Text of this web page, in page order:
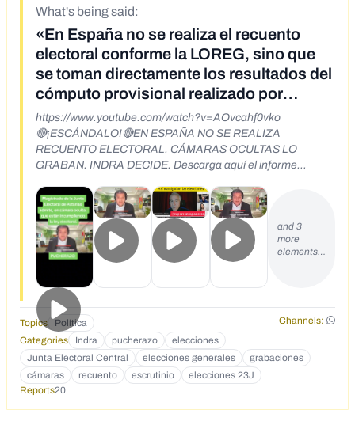
What's being said:
«En España no se realiza el recuento
electoral conforme la LOREG, sino que
se toman directamente los resultados del
cómputo provisional realizado por
INDRA»
https://www.youtube.com/watch?v=AOvcahf0vko
🔴¡ESCÁNDALO!🔴EN ESPAÑA NO SE REALIZA
RECUENTO ELECTORAL. CÁMARAS OCULTAS LO
GRABAN. INDRA DECIDE. Descarga aquí el informe
content/u... Descarga aquí el informe pericial con las
pruebas: https://yomeabstengo.com/wp-content/u...
¡Escándalo sin precedentes! En España no se realiza el
recuento electoral conforme la LOREG, sino que se toman
directamente los resultados del cómputo provisional
realizado por INDRA, el cual, ni tiene efectos legales válidos,
y tampoco es posible de auditar ni de comprobar que sean
correctos. De hecho, no se tiene se tiene acceso público a
las actas de los más de 23.000 colegios electoraes, ni se
suben a Internet para que todo el mundo las pueda ver y
comprobar. INDRA es una empresa privada la cual recibe
del Gobierno cada año 13 millones de euros de subvención
para ocuparse del recuento electoral, como única empresa
and 3
more
elements…
Topics Política
Channels:
Categories
Indra pucherazo
elecciones
Junta Electoral Central
elecciones generales
grabaciones
cámaras
recuento escrutinio
elecciones 23J
Reports20